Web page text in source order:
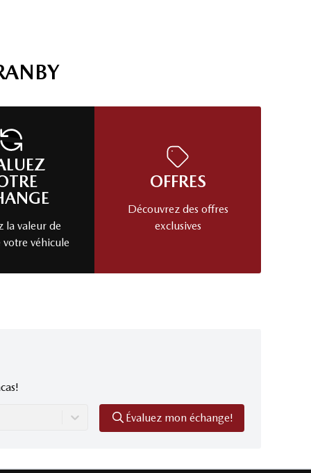
la valeur de
votre véhicule
OFFRES
Découvrez des offres
exclusives
Évaluez mon échange!